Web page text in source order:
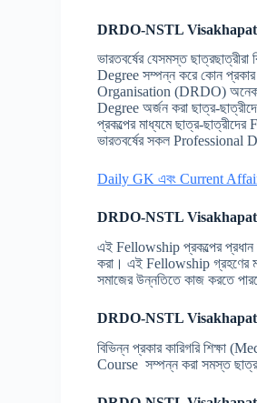
DRDO-NSTL
ভারতবর্ষের যেসমস্ত
Degree সম্পন্ন করে কোন
Organisation (DRDO) অনেক
Degree অর্জন করা ছাত্র-
প্রকল্পের মাধ্যমে ছাত্র-
ভারতবর্ষের সকল Professional
Daily GK এবং Current
DRDO-NSTL
এই Fellowship প্রকল্পের প্রধান
করা। এই Fellowship গ্রহণের
সমাজের উন্নতিতে কাজ করতে
DRDO-NSTL
বিভিন্ন প্রকার কারিগরি
Course সম্পন্ন করা সমস্ত